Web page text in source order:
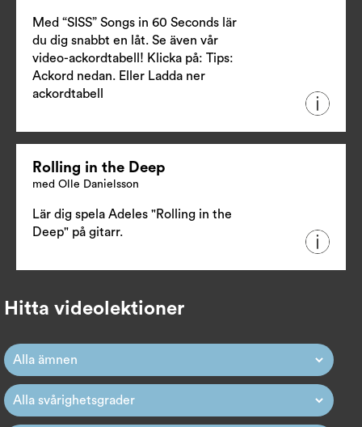
Med “SISS” Songs in 60 Seconds lär
du dig snabbt en låt. Se även vår
video-ackordtabell! Klicka på: Tips:
Ackord nedan. Eller Ladda ner
ackordtabell
Rolling in the Deep
med Olle Danielsson
Lär dig spela Adeles "Rolling in the
Deep" på gitarr.
Hitta videolektioner